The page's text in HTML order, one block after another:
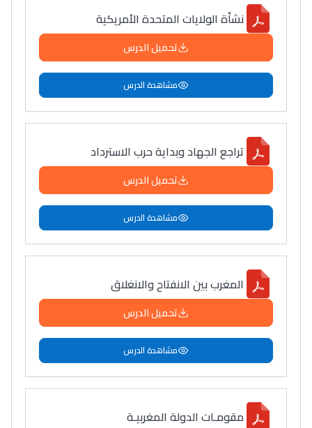
نشأة الولايات المتحدة الأمريكية
تحميل الدرس
مشاهدة الدرس
تراجع الجهاد وبداية حرب الاسترداد
تحميل الدرس
مشاهدة الدرس
المغرب بين الانفتاح والانغلاق
تحميل الدرس
مشاهدة الدرس
مقومـات الدولة المغربيـة